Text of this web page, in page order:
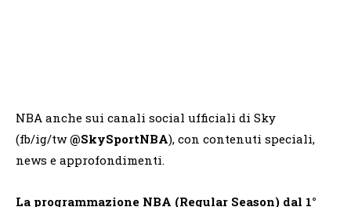
NBA anche sui canali social ufficiali di Sky
(fb/ig/tw@SkySportNBA), con contenuti speciali,
news e approfondimenti.
La programmazione NBA (Regular Season) dal 1°